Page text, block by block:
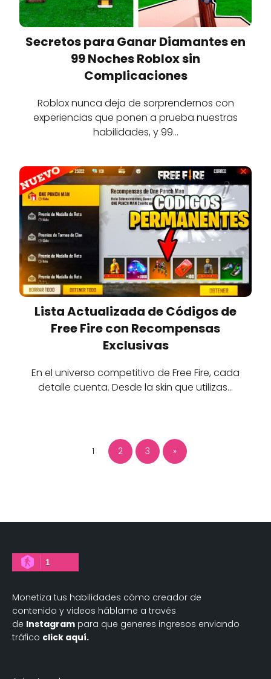
Secretos para Ganar Diamantes en
99 Noches Roblox sin
Complicaciones
Roblox nunca deja de sorprendernos con
experiencias que ponen a prueba nuestras
habilidades, y 99…
Lista Actualizada de Códigos de
Free Fire con Recompensas
Exclusivas
En el universo competitivo de Free Fire, cada
detalle cuenta. Desde la skin que utilizas…
1 2 3 »
1
Monetiza tus habilidades cómo creador de
contenido y videos háblame a través
de Instagram para que generes ingresos enviando
tráfico click aquí.